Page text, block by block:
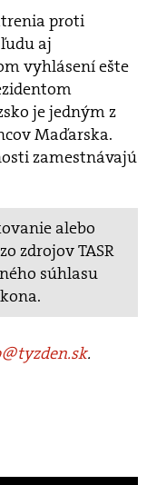
proti
aj
vyhlásení ešte
je jedným z
Maďarska.
zamestnávajú
alebo
zdrojov TASR
súhlasu
.